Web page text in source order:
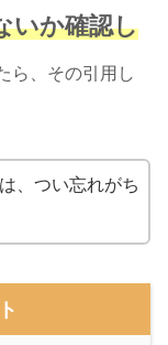
いか確認し
ら、その引用し
、つい忘れがち